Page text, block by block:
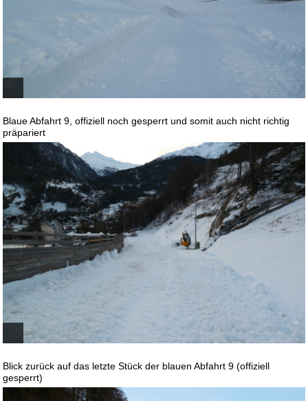
Blaue Abfahrt 9, offiziell noch gesperrt und somit auch nicht richtig
präpariert
Blick zurück auf das letzte Stück der blauen Abfahrt 9 (offiziell
gesperrt)